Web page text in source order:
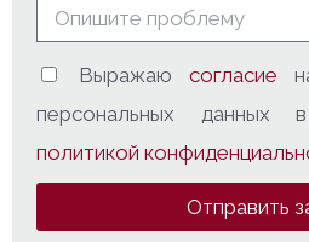
Выражаю согласие
персональных данных
политикой
Отправить